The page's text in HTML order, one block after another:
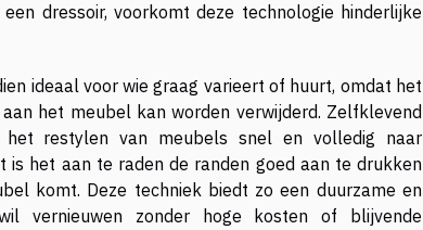
dressoir, voorkomt deze technologie hinderlijke
ideaal voor wie graag varieert of huurt, omdat het
het meubel kan worden verwijderd. Zelfklevend
restylen van meubels snel en volledig naar
het aan te raden de randen goed aan te drukken
komt. Deze techniek biedt zo een duurzame en
vernieuwen zonder hoge kosten of blijvende